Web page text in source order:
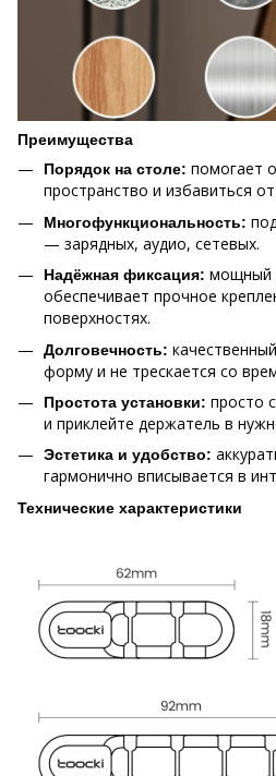
Преимущества
Порядок на столе: помогает
пространство и избавиться
Многофункциональность:
— зарядных, аудио, сетевых.
Надёжная фиксация: мощный
обеспечивает прочное
поверхностях.
Долговечность:
форму и не трескается со
Простота установки: просто
и приклейте держатель в
Эстетика и удобство:
гармонично вписывается в
Технические характеристики